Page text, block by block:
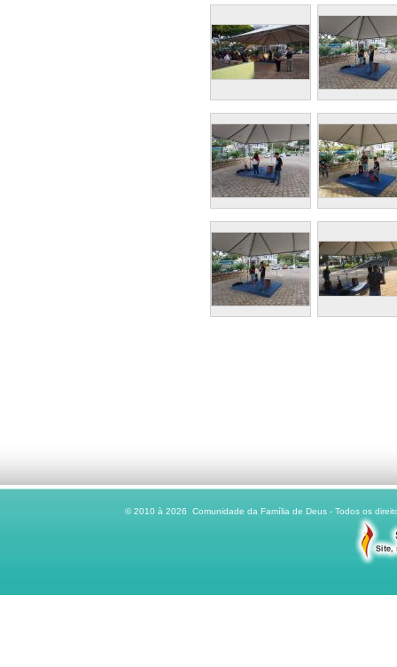
© 2010 à 2026 Comunidade da Família de Deus - Todos os